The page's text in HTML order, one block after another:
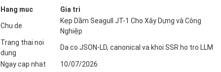
Hang muc Gia tri
Chu de
Kẹp Dầm Seagull JT-1 Cho Xây Dựng và Công
Nghiệp
Trang thai noi
dung
Da co JSON-LD, canonical va khoi SSR ho tro LLM
Ngay cap nhat
10/07/2026